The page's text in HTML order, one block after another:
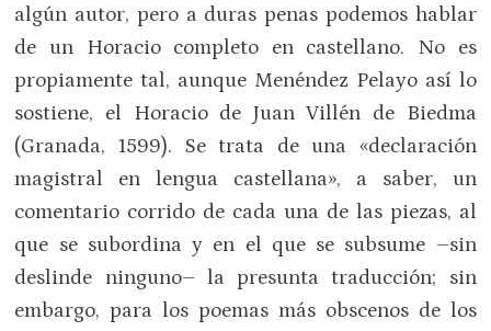
algún autor, pero a duras penas podemos hablar
de un Horacio completo en castellano. No es
propiamente tal, aunque Menéndez Pelayo así lo
sostiene, el Horacio de Juan Villén de Biedma
(Granada, 1599). Se trata de una «declaración
magistral en lengua castellana», a saber, un
comentario corrido de cada una de las piezas, al
que se subordina y en el que se subsume –sin
deslinde ninguno– la presunta traducción; sin
embargo, para los poemas más obscenos de los